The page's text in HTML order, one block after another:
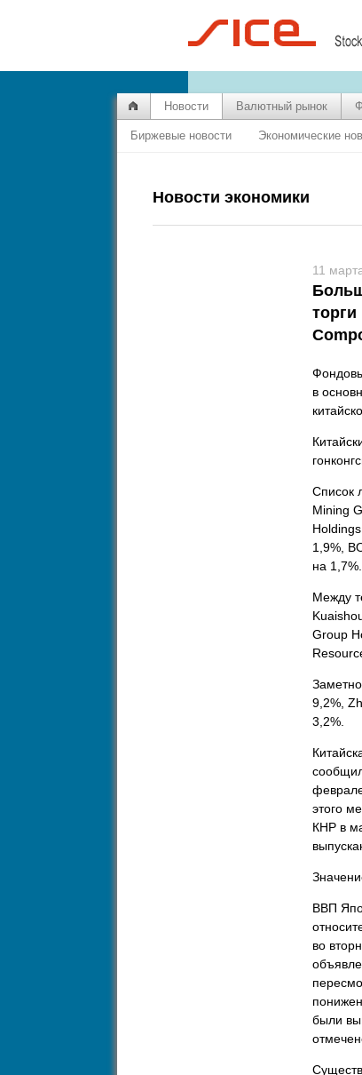
Новости Валютный рынок
Биржевые новости Экономические
Новости экономики
11
в
Список
Mining
1,9%,
на 1,7%.
Между
Group
9,2%,
3,2%.
этого
КНР в
ВВП
во
были